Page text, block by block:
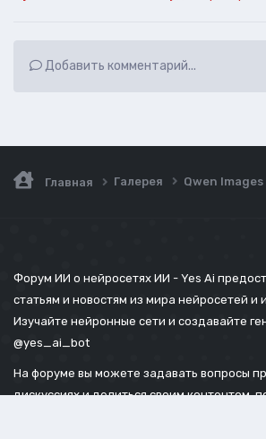
Добавить комментарий...
Главная Галерея Qwen
Форум ИИ о нейросетях ИИ - Yes Ai
статьям и новостям из мира нейросетей и
Изучайте нейронные сети и создавайте
@yes_ai_bot
На форуме вы можете задавать вопросы
дискуссиях и делиться своим контентом,